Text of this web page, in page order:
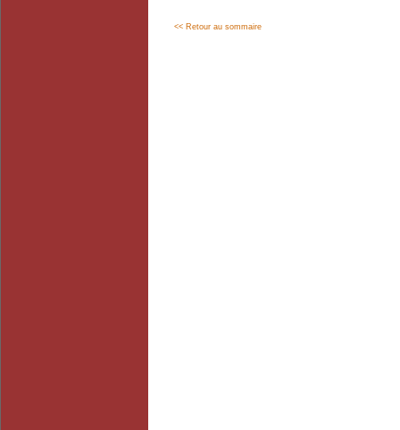
<< Retour au sommaire